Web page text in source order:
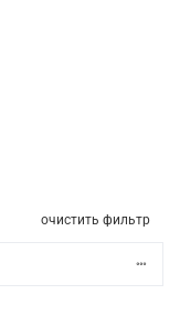
очистить фильтр